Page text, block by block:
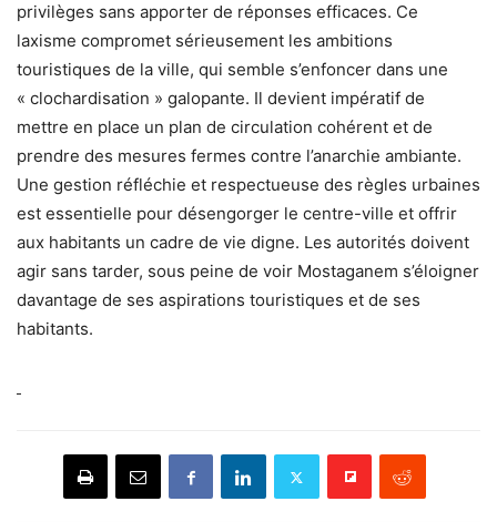
privilèges sans apporter de réponses efficaces. Ce
laxisme compromet sérieusement les ambitions
touristiques de la ville, qui semble s’enfoncer dans une
« clochardisation » galopante. Il devient impératif de
mettre en place un plan de circulation cohérent et de
prendre des mesures fermes contre l’anarchie ambiante.
Une gestion réfléchie et respectueuse des règles urbaines
est essentielle pour désengorger le centre-ville et offrir
aux habitants un cadre de vie digne. Les autorités doivent
agir sans tarder, sous peine de voir Mostaganem s’éloigner
davantage de ses aspirations touristiques et de ses
habitants.